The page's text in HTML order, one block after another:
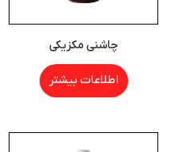
چاشنی مکزیکی
اطلاعات بیشتر